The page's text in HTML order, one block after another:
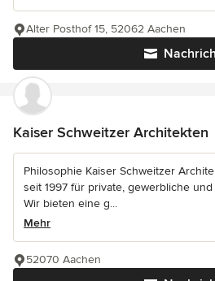
Alter Posthof 15, 52062 Aachen
Kaiser Schweitzer Architekten
Philosophie Kaiser Schweitzer
seit 1997 für private, gewerbliche
Wir bieten eine g...
Mehr
52070 Aachen